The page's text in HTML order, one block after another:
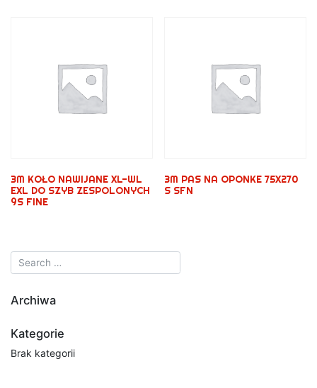
3M KOŁO NAWIJANE XL-WL
EXL DO SZYB ZESPOLONYCH
9S FINE
3M PAS NA OPONKE 75X270
S SFN
Archiwa
Kategorie
Brak kategorii